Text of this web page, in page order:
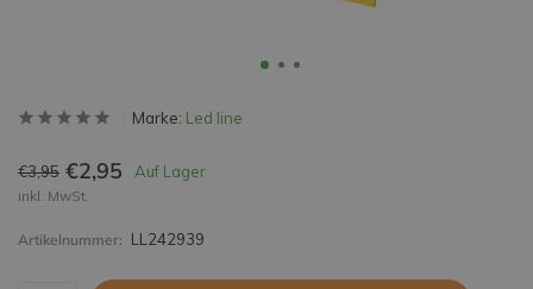
Marke: Led line
€3,95 €2,95 Auf Lager
inkl. MwSt.
Artikelnummer: LL242939